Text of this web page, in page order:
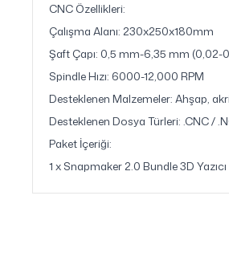
CNC Özellikleri:
Çalışma Alanı: 230x250x180mm
Şaft Çapı: 0,5 mm-6,35 mm (0,02-
Spindle Hızı: 6000-12,000 RPM
Desteklenen Malzemeler: Ahşap,
Desteklenen Dosya Türleri: .CNC /
Paket İçeriği:
1 x Snapmaker 2.0 Bundle 3D